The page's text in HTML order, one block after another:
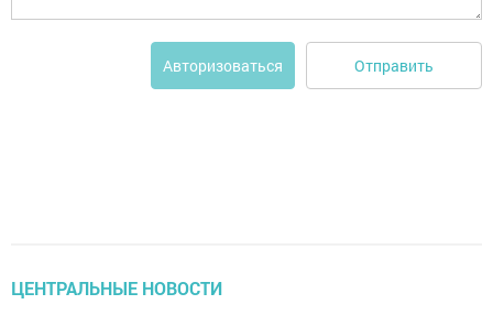
Авторизоваться Отправить
ЦЕНТРАЛЬНЫЕ НОВОСТИ